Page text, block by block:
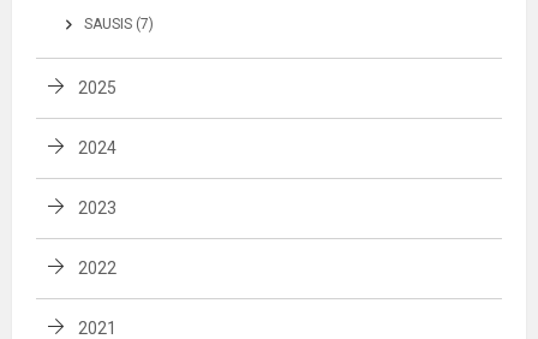
SAUSIS (7)
2025
2024
2023
2022
2021